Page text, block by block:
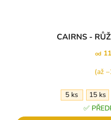
CAIRNS -
od
(až
5 ks 15 ks
✅